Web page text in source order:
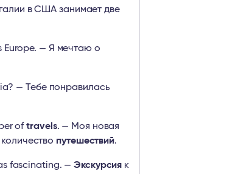
в США занимает две
Europe. — Я мечтаю о
— Тебе понравилась
oftravels. — Моя новая
путешествий.
fascinating. —Экскурсия к